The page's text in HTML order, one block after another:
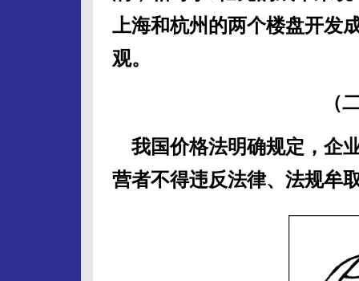
上海和杭州的两个楼盘开发
观。
（
我国价格法明确规定，企
营者不得违反法律、法规牟